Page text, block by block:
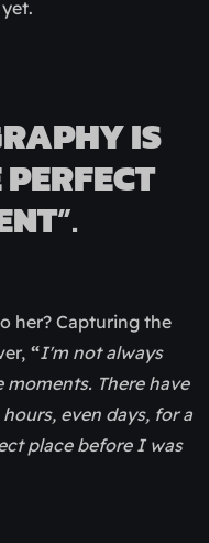
IS
”.
her? Capturing the
“I'm not always
There have
even days, for a
place before I was